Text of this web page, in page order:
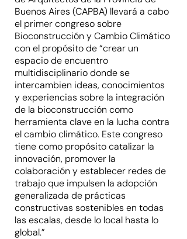
Buenos Aires (CAPBA) llevará a cabo
el primer congreso sobre
Bioconstrucción y Cambio Climático
con el propósito de “crear un
espacio de encuentro
multidisciplinario donde se
intercambien ideas, conocimientos
y experiencias sobre la integración
de la bioconstrucción como
herramienta clave en la lucha contra
el cambio climático. Este congreso
tiene como propósito catalizar la
innovación, promover la
colaboración y establecer redes de
trabajo que impulsen la adopción
generalizada de prácticas
constructivas sostenibles en todas
las escalas, desde lo local hasta lo
global.”